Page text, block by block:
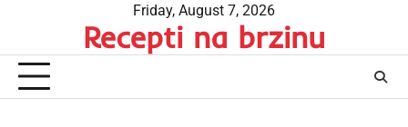
content
Friday, August 7, 2026
Recepti na brzinu